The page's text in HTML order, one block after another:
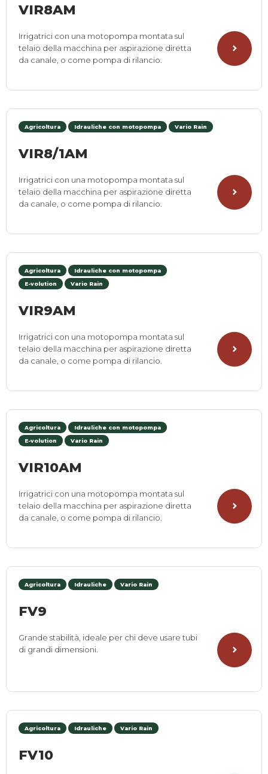
VIR8AM
Irrigatrici con una motopompa montata sul
telaio della macchina per aspirazione diretta
da canale, o come pompa di rilancio.
Agricoltura Idrauliche con motopompa Vario Rain
VIR8/1AM
Irrigatrici con una motopompa montata sul
telaio della macchina per aspirazione diretta
da canale, o come pompa di rilancio.
Agricoltura
Idrauliche con motopompa
E-volution
Vario Rain
VIR9AM
Irrigatrici con una motopompa montata sul
telaio della macchina per aspirazione diretta
da canale, o come pompa di rilancio.
Agricoltura
Idrauliche con motopompa
E-volution
Vario Rain
VIR10AM
Irrigatrici con una motopompa montata sul
telaio della macchina per aspirazione diretta
da canale, o come pompa di rilancio.
Agricoltura Idrauliche Vario Rain
FV9
Grande stabilità, ideale per chi deve usare tubi
di grandi dimensioni.
Agricoltura Idrauliche Vario Rain
FV10